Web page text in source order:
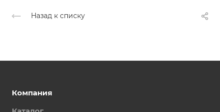
Назад к списку
Компания